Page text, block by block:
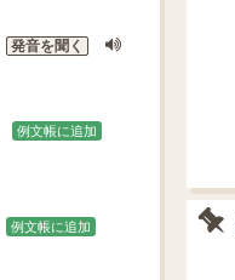
発音を聞く
例文帳に追加
例文帳に追加